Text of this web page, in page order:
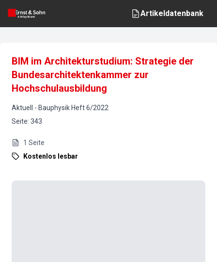
Artikeldatenbank
BIM im Architekturstudium: Strategie der
Bundesarchitektenkammer zur
Hochschulausbildung
Aktuell - Bauphysik Heft6/2022
Seite: 343
1 Seite
Kostenlos lesbar